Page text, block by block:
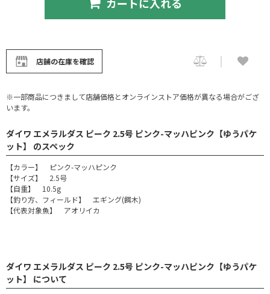
店舗の在庫を確認
※一部商品につきまして店舗価格とオンラインストア価格が異なる場合がござ
います。
ダイワ エメラルダス ピーク 2.5号 ピンク-マッハピンク【ゆうパケ
ット】 のスペック
【カラー】 ピンク-マッハピンク
【サイズ】 2.5号
【自重】 10.5g
【釣り方、フィールド】 エギング(餌木)
【代表対象魚】 アオリイカ
ダイワ エメラルダス ピーク 2.5号 ピンク-マッハピンク【ゆうパケ
ット】 について